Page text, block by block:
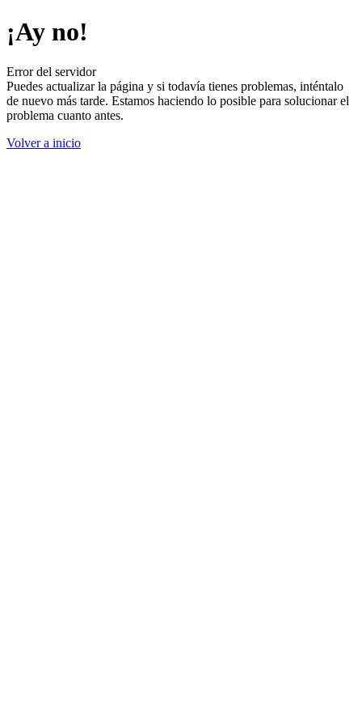
¡Ay no!
Error del servidor
Puedes actualizar la página y si todavía tienes problemas, inténtalo
de nuevo más tarde. Estamos haciendo lo posible para solucionar el
problema cuanto antes.
Volver a inicio